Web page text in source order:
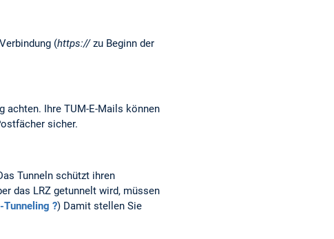
(https://zu Beginn der
achten. Ihre TUM-E-Mails können
sicher.
Tunneln schützt ihren
das LRZ getunnelt wird, müssen
?) Damit stellen Sie